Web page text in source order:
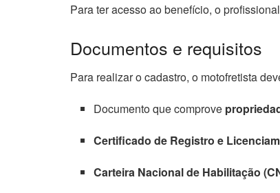
Para ter acesso ao benefício, o
Documentos e requisitos
Para realizar o cadastro, o motofretista
Documento que comprove
Certificado de Registro e
Carteira Nacional de Habilitação